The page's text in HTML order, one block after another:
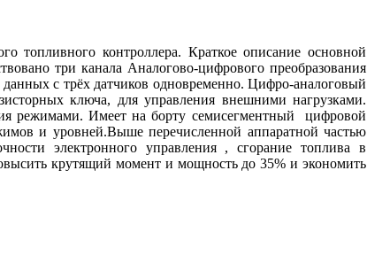
топливного контроллера. Краткое описание основной
три канала Аналогово-цифрового преобразования
с трёх датчиков одновременно. Цифро-аналоговый
ключа, для управления внешними нагрузками.
режимами. Имеет на борту семисегментный цифровой
и уровней.Выше перечисленной аппаратной частью
электронного управления , сгорание топлива в
крутящий момент и мощность до 35% и экономить